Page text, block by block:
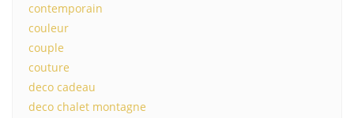
contemporain
couleur
couple
couture
deco cadeau
deco chalet montagne